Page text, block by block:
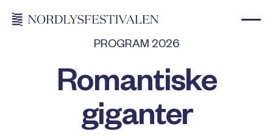
PROGRAM 2026
Romantiske
giganter